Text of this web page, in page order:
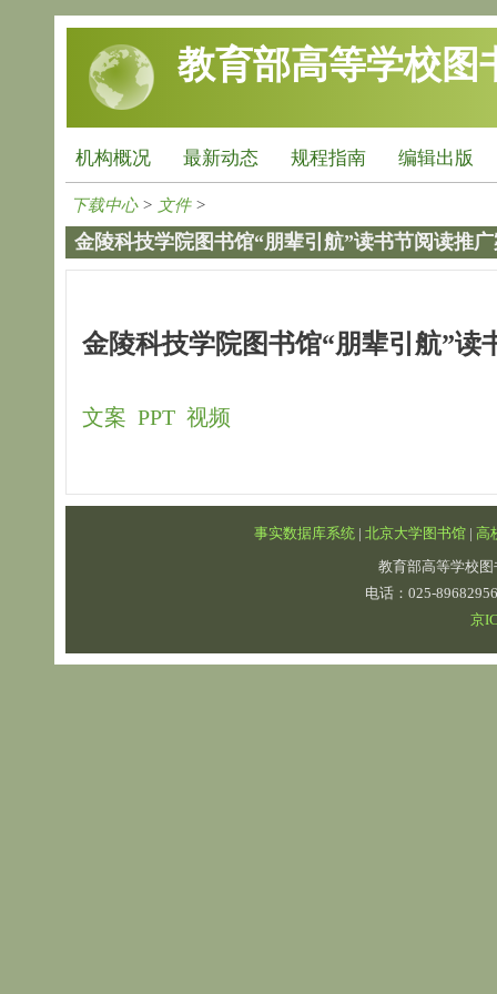
跳转到主要内容
教育部高等学校图
机构概况 最新动态 规程指南 编辑出版
下载中心> 文件>
金陵科技学院图书馆“朋辈引航”读书节阅读推
金陵科技学院图书馆“朋辈引航”读
文案 PPT 视频
事实数据库系统 | 北京大学图书馆| 高
教育部高等学校
电话：025-
京